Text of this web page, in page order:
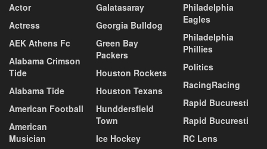
Actor
Actress
AEK Athens Fc
Alabama Crimson
Tide
Alabama Tide
American Football
American
Musician
Galatasaray
Georgia Bulldog
Green Bay
Packers
Houston Rockets
Houston Texans
Hunddersfield
Town
Ice Hockey
Philadelphia
Eagles
Philadelphia
Phillies
Politics
RacingRacing
Rapid Bucuresti
Rapid Bucuresti
RC Lens